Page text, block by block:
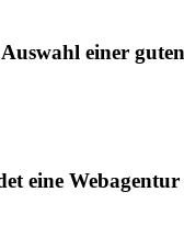
einer
eine